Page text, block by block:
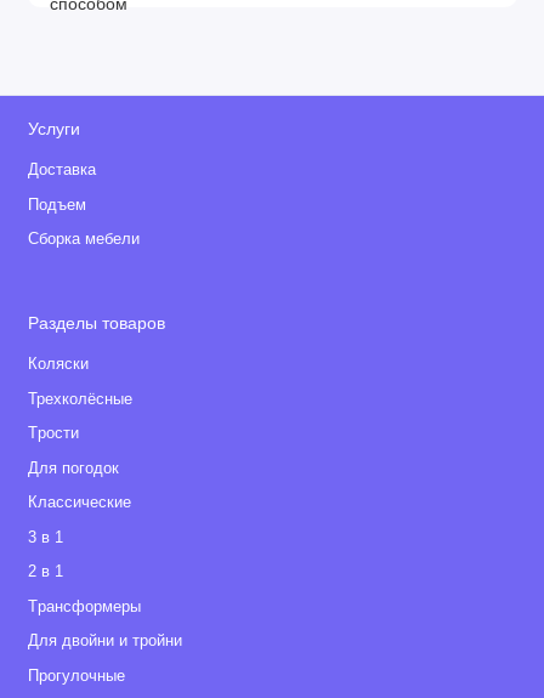
правильного положения тела
Практичные ручки позволяют удобно захватывать
люльку, бережно помещая в автомобиль или
переносить на небольшие расстояния без опаски
обладая небольшими размерами
Две люльки
Накидки на блоки для новорожденных
Два прогулочного блока face-to-face (лицом к
маме)
ширина с колесами - 63 см;
Услуги
Доставка
Подъем
Сборка мебели
Разделы товаров
Коляски
Трехколёсные
Tрости
Для погодок
Классические
3 в 1
2 в 1
Tрансформеры
Для двойни и тройни
Прогулочные